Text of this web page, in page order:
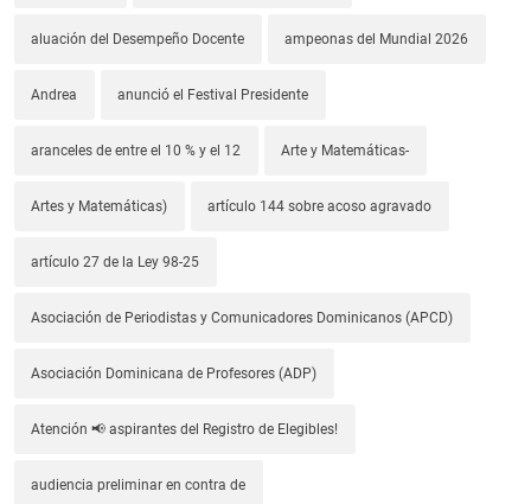
aluación del Desempeño Docente ampeonas del Mundial 2026
Andrea anunció el Festival Presidente
aranceles de entre el 10 % y el 12 Arte y Matemáticas-
Artes y Matemáticas) artículo 144 sobre acoso agravado
artículo 27 de la Ley 98-25
Asociación de Periodistas y Comunicadores Dominicanos (APCD)
Asociación Dominicana de Profesores (ADP)
Atención 📢 aspirantes del Registro de Elegibles!
audiencia preliminar en contra de